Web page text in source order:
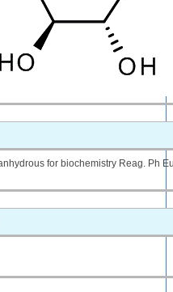
for biochemistry Reag. Ph